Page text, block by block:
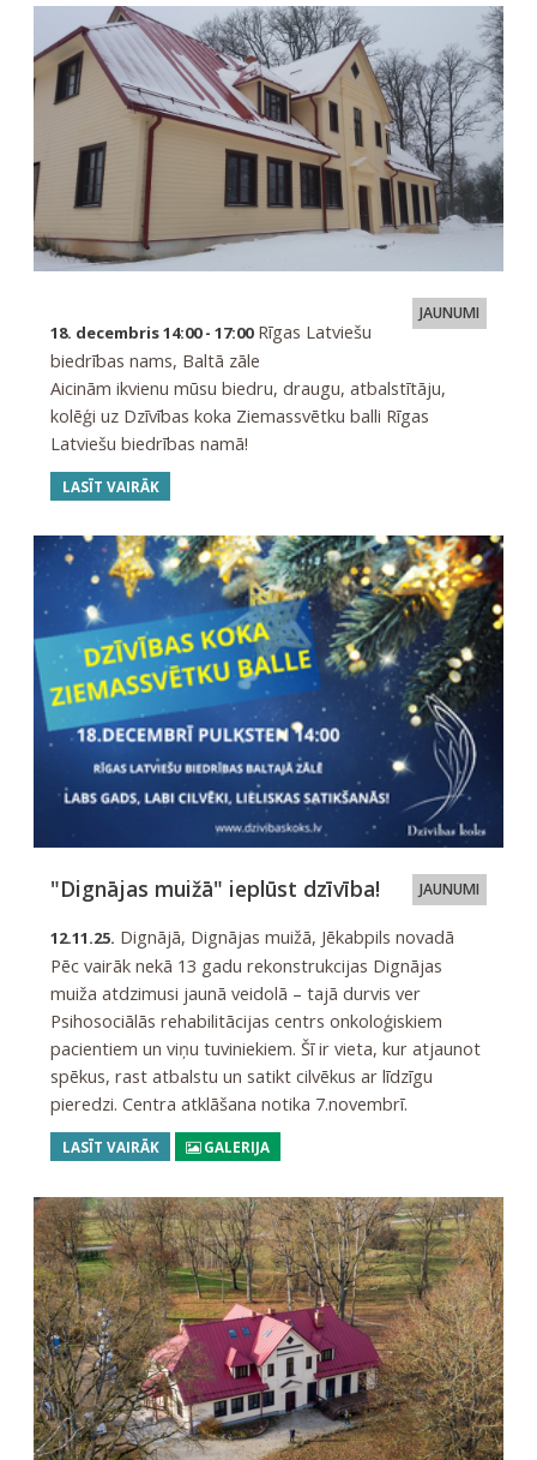
JAUNUMI
18. decembris 14:00 - 17:00Rīgas Latviešu
biedrības nams, Baltā zāle
Aicinām ikvienu mūsu biedru, draugu, atbalstītāju,
kolēģi uz Dzīvības koka Ziemassvētku balli Rīgas
Latviešu biedrības namā!
LASĪT VAIRĀK
JAUNUMI
"Dignājas muižā" ieplūst dzīvība!
12.11.25. Dignājā, Dignājas muižā, Jēkabpils novadā
Pēc vairāk nekā 13 gadu rekonstrukcijas Dignājas
muiža atdzimusi jaunā veidolā – tajā durvis ver
Psihosociālās rehabilitācijas centrs onkoloģiskiem
pacientiem un viņu tuviniekiem. Šī ir vieta, kur atjaunot
spēkus, rast atbalstu un satikt cilvēkus ar līdzīgu
pieredzi. Centra atklāšana notika 7.novembrī.
LASĪT VAIRĀK GALERIJA